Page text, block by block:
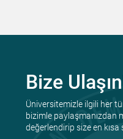
Bize
Üniversitemizle ilgili her
bizimle paylaşmanızdan
değerlendirip size en